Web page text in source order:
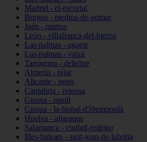
Madrid - el-escorial
Burgos - medina-de-pomar
Jaén - martos
León - villafranca-del-bierzo
Las-palmas - agaete
Las-palmas - yaiza
Tarragona - deltebre
Almería - níjar
Alicante - pego
Cantabria - reinosa
Girona - ripoll
Girona - la-bisbal-d39empordà
Huelva - aljaraque
Salamanca - ciudad-rodrigo
Illes-balears - sant-joan-de-labritja